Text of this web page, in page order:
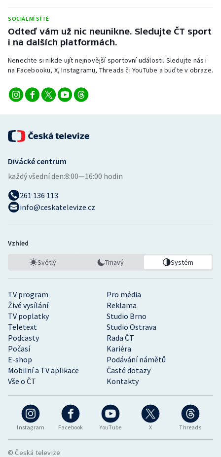
SOCIÁLNÍ SÍTĚ
Odteď vám už nic neunikne. Sledujte ČT sport
i na dalších platformách.
Nenechte si nikde ujít nejnovější sportovní události. Sledujte nás i
na Facebooku, X, Instagramu, Threads či YouTube a buďte v obraze.
Instagram Facebook YouTube X Threads
TV program
Pro média
Živé vysílání
Reklama
TV poplatky
Studio Brno
Teletext
Studio Ostrava
Podcasty
Rada ČT
Počasí
Kariéra
E-shop
Podávání námětů
Mobilní a TV aplikace
Časté dotazy
Vše o ČT
Kontakty
Divácké centrum
každý všední den:8:00—16:00 hodin
261 136 113
info@ceskatelevize.cz
Vzhled
Světlý Tmavý Systém
© Česká televize